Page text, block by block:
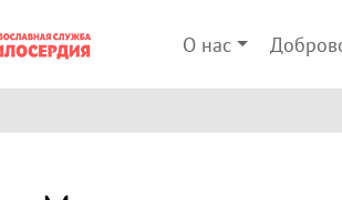
О нас